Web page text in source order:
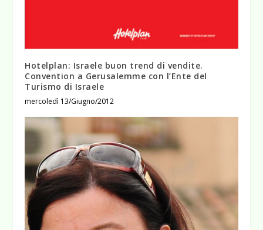
Hotelplan: Israele buon trend di vendite.
Convention a Gerusalemme con l’Ente del
Turismo di Israele
mercoledì 13/Giugno/2012